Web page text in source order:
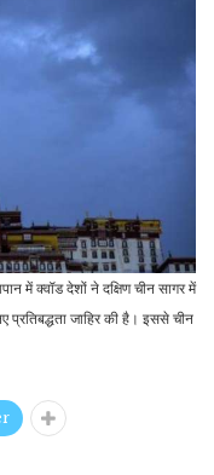
में क्वॉड देशों ने दक्षिण चीन सागर में
प्रतिबद्धता जाहिर की है। इससे चीन